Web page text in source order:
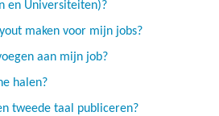
en Universiteiten)?
maken voor mijn jobs?
aan mijn job?
halen?
tweede taal publiceren?